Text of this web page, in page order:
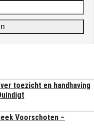
toezicht en handhaving
Voorschoten –